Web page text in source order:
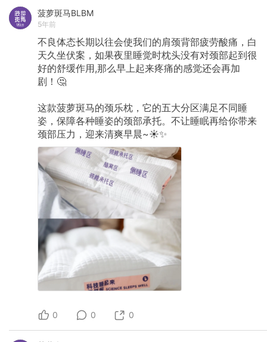
菠萝斑马BLBM
5年前
不良体态长期以往会使我们的肩颈背部疲劳酸痛，白
天久坐伏案，如果夜里睡觉时枕头没有对颈部起到很
好的舒缓作用,那么早上起来疼痛的感觉还会再加
剧！🤔
这款菠萝斑马的颈乐枕，它的五大分区满足不同睡
姿，保障各种睡姿的颈部承托。不让睡眠再给你带来
颈部压力，迎来清爽早晨~☀️✨
0 0 0